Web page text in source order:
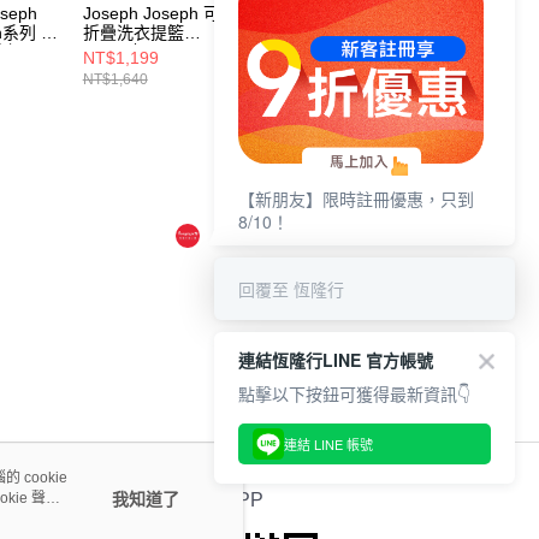
列 清
Joseph Joseph 可
折疊洗衣提籃
(35L)-灰+Joseph
Joseph 曬襪架(11
雙)
NT$1,199
NT$1,640
Joseph Joseph 桌
上型除臭廚餘桶
4L
NT$1,990
NT$2,210
OXO 清潔刷補充
包兩入組
NT$220
官方APP
的 cookie
聲明
我知道了
【新朋友】限時註冊優惠，只到
8/10！
回覆至 恆隆行
連結恆隆行LINE 官方帳號
點擊以下按鈕可獲得最新資訊👇
連結 LINE 帳號